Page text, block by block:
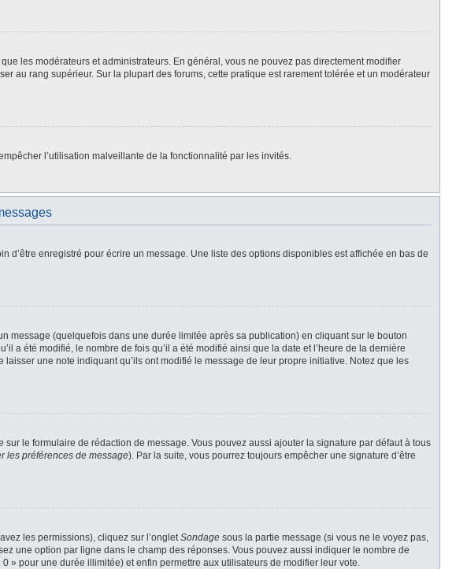
les modérateurs et administrateurs. En général, vous ne pouvez pas directement modifier
au rang supérieur. Sur la plupart des forums, cette pratique est rarement tolérée et un modérateur
l’utilisation malveillante de la fonctionnalité par les invités.
enregistré pour écrire un message. Une liste des options disponibles est affichée en bas de
message (quelquefois dans une durée limitée après sa publication) en cliquant sur le bouton
a été modifié, le nombre de fois qu’il a été modifié ainsi que la date et l’heure de la dernière
une note indiquant qu’ils ont modifié le message de leur propre initiative. Notez que les
sur le formulaire de rédaction de message. Vous pouvez aussi ajouter la signature par défaut à tous
les préférences de message). Par la suite, vous pourrez toujours empêcher une signature d’être
les permissions), cliquez sur l’ongletSondage sous la partie message (si vous ne le voyez pas,
une option par ligne dans le champ des réponses. Vous pouvez aussi indiquer le nombre de
» pour une durée illimitée) et enfin permettre aux utilisateurs de modifier leur vote.